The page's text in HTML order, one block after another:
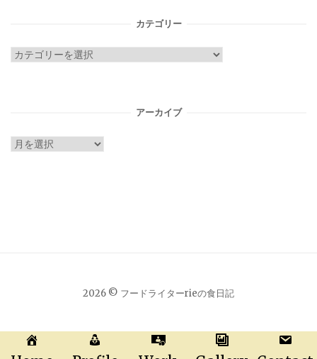
カテゴリー
カ
アーカイブ
ア
2026 © フードライターrieの食日記